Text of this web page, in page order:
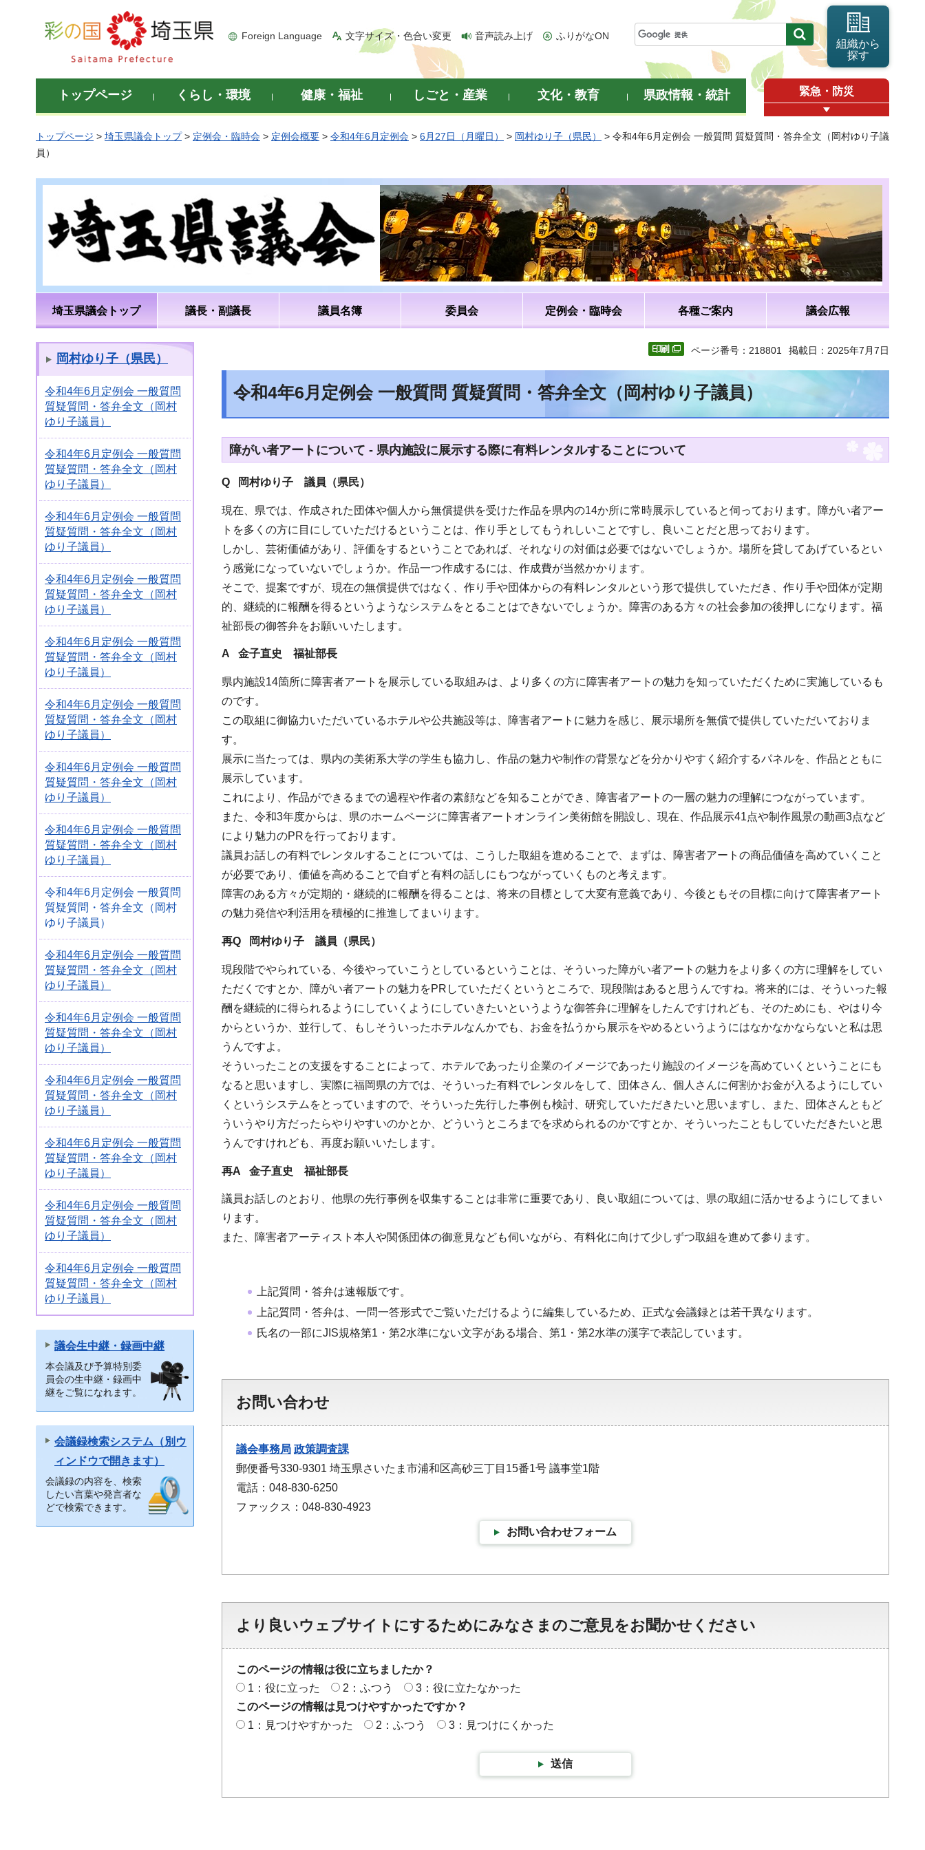
彩の国 埼玉県
Foreign Language 文字サイズ・色合い変更 音声読み上げ ふりがなON
組織から
探す
トップページ くらし・環境 健康・福祉 しごと・産業 文化・教育 県政情報・統計 緊急・防災
トップページ > 埼玉県議会トップ> 定例会・臨時会 > 定例会概要 > 令和4年6月定例会 > 6月27日（月曜日） > 岡村ゆり子（県民）
> 令和4年6月定例会 一般質問 質疑質問・答弁全文（岡村ゆり子議
員）
埼玉県議会トップ 議長・副議長 議員名簿 委員会 定例会・臨時会 各種ご案内 議会広報
岡村ゆり子（県民）
令和4年6月定例会 一般質問
質疑質問・答弁全文（岡村
ゆり子議員）
令和4年6月定例会 一般質問
質疑質問・答弁全文（岡村
ゆり子議員）
令和4年6月定例会 一般質問
質疑質問・答弁全文（岡村
ゆり子議員）
令和4年6月定例会 一般質問
質疑質問・答弁全文（岡村
ゆり子議員）
令和4年6月定例会 一般質問
質疑質問・答弁全文（岡村
ゆり子議員）
令和4年6月定例会 一般質問
質疑質問・答弁全文（岡村
ゆり子議員）
令和4年6月定例会 一般質問
質疑質問・答弁全文（岡村
ゆり子議員）
令和4年6月定例会 一般質問
質疑質問・答弁全文（岡村
ゆり子議員）
令和4年6月定例会 一般質問
質疑質問・答弁全文（岡村
ゆり子議員）
令和4年6月定例会 一般質問
質疑質問・答弁全文（岡村
ゆり子議員）
令和4年6月定例会 一般質問
質疑質問・答弁全文（岡村
ゆり子議員）
令和4年6月定例会 一般質問
質疑質問・答弁全文（岡村
ゆり子議員）
令和4年6月定例会 一般質問
質疑質問・答弁全文（岡村
ゆり子議員）
令和4年6月定例会 一般質問
質疑質問・答弁全文（岡村
ゆり子議員）
令和4年6月定例会 一般質問
質疑質問・答弁全文（岡村
ゆり子議員）
議会生中継・録画中継
本会議及び予算特別委
員会の生中継・録画中
継をご覧になれます。
会議録検索システム（別ウ
ィンドウで開きます）
会議録の内容を、検索
したい言葉や発言者な
どで検索できます。
ページ番号：218801 掲載日：2025年7月7日
令和4年6月定例会 一般質問 質疑質問・答弁全文（岡村ゆり子議員）
障がい者アートについて - 県内施設に展示する際に有料レンタルすることについて
Q 岡村ゆり子 議員（県民）
現在、県では、作成された団体や個人から無償提供を受けた作品を県内の14か所に常時展示していると伺っております。障がい者アー
トを多くの方に目にしていただけるということは、作り手としてもうれしいことですし、良いことだと思っております。
しかし、芸術価値があり、評価をするということであれば、それなりの対価は必要ではないでしょうか。場所を貸してあげているとい
う感覚になっていないでしょうか。作品一つ作成するには、作成費が当然かかります。
そこで、提案ですが、現在の無償提供ではなく、作り手や団体からの有料レンタルという形で提供していただき、作り手や団体が定期
的、継続的に報酬を得るというようなシステムをとることはできないでしょうか。障害のある方々の社会参加の後押しになります。福
祉部長の御答弁をお願いいたします。
A 金子直史 福祉部長
県内施設14箇所に障害者アートを展示している取組みは、より多くの方に障害者アートの魅力を知っていただくために実施しているも
のです。
この取組に御協力いただいているホテルや公共施設等は、障害者アートに魅力を感じ、展示場所を無償で提供していただいておりま
す。
展示に当たっては、県内の美術系大学の学生も協力し、作品の魅力や制作の背景などを分かりやすく紹介するパネルを、作品とともに
展示しています。
これにより、作品ができるまでの過程や作者の素顔などを知ることができ、障害者アートの一層の魅力の理解につながっています。
また、令和3年度からは、県のホームページに障害者アートオンライン美術館を開設し、現在、作品展示41点や制作風景の動画3点など
により魅力のPRを行っております。
議員お話しの有料でレンタルすることについては、こうした取組を進めることで、まずは、障害者アートの商品価値を高めていくこと
が必要であり、価値を高めることで自ずと有料の話しにもつながっていくものと考えます。
障害のある方々が定期的・継続的に報酬を得ることは、将来の目標として大変有意義であり、今後ともその目標に向けて障害者アート
の魅力発信や利活用を積極的に推進してまいります。
再Q 岡村ゆり子 議員（県民）
現段階でやられている、今後やっていこうとしているということは、そういった障がい者アートの魅力をより多くの方に理解をしてい
ただくですとか、障がい者アートの魅力をPRしていただくというところで、現段階はあると思うんですね。将来的には、そういった報
酬を継続的に得られるようにしていくようにしていきたいというような御答弁に理解をしたんですけれども、そのためにも、やはり今
からというか、並行して、もしそういったホテルなんかでも、お金を払うから展示をやめるというようにはなかなかならないと私は思
うんですよ。
そういったことの支援をすることによって、ホテルであったり企業のイメージであったり施設のイメージを高めていくということにも
なると思いますし、実際に福岡県の方では、そういった有料でレンタルをして、団体さん、個人さんに何割かお金が入るようにしてい
くというシステムをとっていますので、そういった先行した事例も検討、研究していただきたいと思いますし、また、団体さんともど
ういうやり方だったらやりやすいのかとか、どういうところまでを求められるのかですとか、そういったこともしていただきたいと思
うんですけれども、再度お願いいたします。
再A 金子直史 福祉部長
議員お話しのとおり、他県の先行事例を収集することは非常に重要であり、良い取組については、県の取組に活かせるようにしてまい
ります。
また、障害者アーティスト本人や関係団体の御意見なども伺いながら、有料化に向けて少しずつ取組を進めて参ります。
上記質問・答弁は速報版です。
上記質問・答弁は、一問一答形式でご覧いただけるように編集しているため、正式な会議録とは若干異なります。
氏名の一部にJIS規格第1・第2水準にない文字がある場合、第1・第2水準の漢字で表記しています。
お問い合わせ
議会事務局 政策調査課
郵便番号330-9301 埼玉県さいたま市浦和区高砂三丁目15番1号 議事堂1階
電話：048-830-6250
ファックス：048-830-4923
お問い合わせフォーム
より良いウェブサイトにするためにみなさまのご意見をお聞かせください
このページの情報は役に立ちましたか？
1：役に立った
2：ふつう
3：役に立たなかった
このページの情報は見つけやすかったですか？
1：見つけやすかった
2：ふつう 3：見つけにくかった
送信